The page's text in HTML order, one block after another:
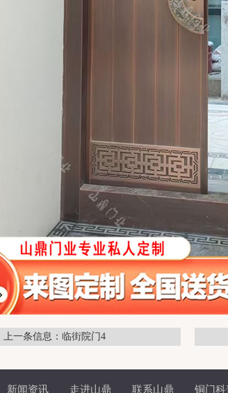
上一条信息：临街院门4
新闻资讯 走进山鼎 联系山鼎 铜门科